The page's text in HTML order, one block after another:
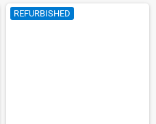
REFURBISHED